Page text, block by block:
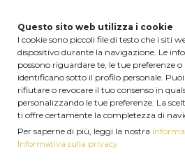
Questo sito web utilizza i cookie
I cookie sono piccoli file di testo che i siti
dispositivo durante la navigazione. Le
possono riguardare te, le tue preferenze
identificano sotto il profilo personale.
rifiutare o revocare il tuo consenso in
personalizzando le tue preferenze. La
ti offre certamente la completezza di
Per saperne di più, leggi la nostra
Informativa sulla privacy
Home Prodotti Forniture legno
Pino di Finlandia